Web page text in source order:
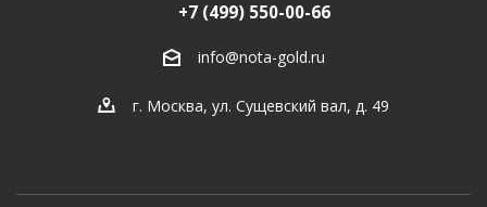
+7 (499) 550-00-66
info@nota-gold.ru
г. Москва, ул. Сущевский вал, д. 49